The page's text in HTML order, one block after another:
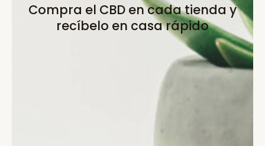
Compra el CBD en cada tienda y
recíbelo en casa rápido